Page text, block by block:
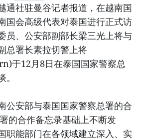
社驻曼谷记者报道，在越南国
国会高级代表对泰国进行正式访
员、公安部副部长梁三光上将与
总署长素拉切警上将
于12月8日在泰国国家警察总
公安部与泰国国家警察总署的合
的合作备忘录基础上不断发
职能部门在各领域建立深入、实